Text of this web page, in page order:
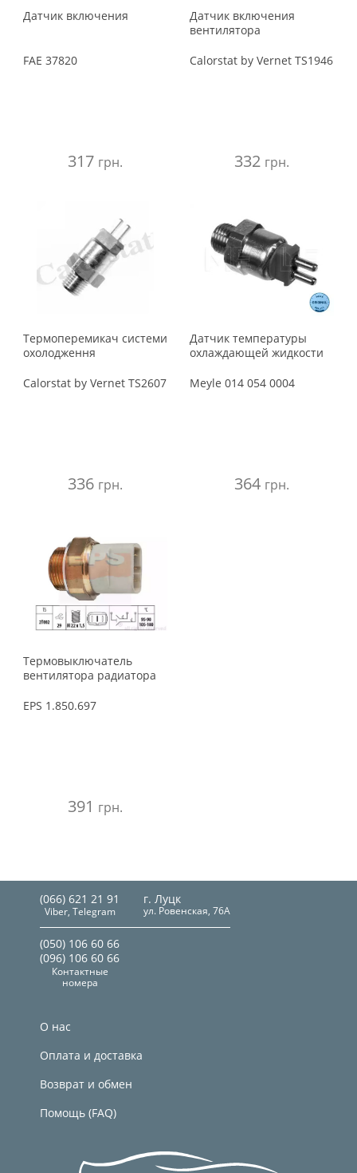
Датчик включения
FAE 37820
317 грн.
Датчик включения
вентилятора
Calorstat by Vernet TS1946
332 грн.
Термоперемикач системи
охолодження
Calorstat by Vernet TS2607
336 грн.
Датчик температуры
охлаждающей жидкости
Meyle 014 054 0004
364 грн.
Термовыключатель
вентилятора радиатора
EPS 1.850.697
391 грн.
(066) 621 21 91
Viber, Telegram
г. Луцк
ул. Ровенская, 76А
(050) 106 60 66
(096) 106 60 66
Контактные
номера
О нас
Оплата и доставка
Возврат и обмен
Помощь (FAQ)